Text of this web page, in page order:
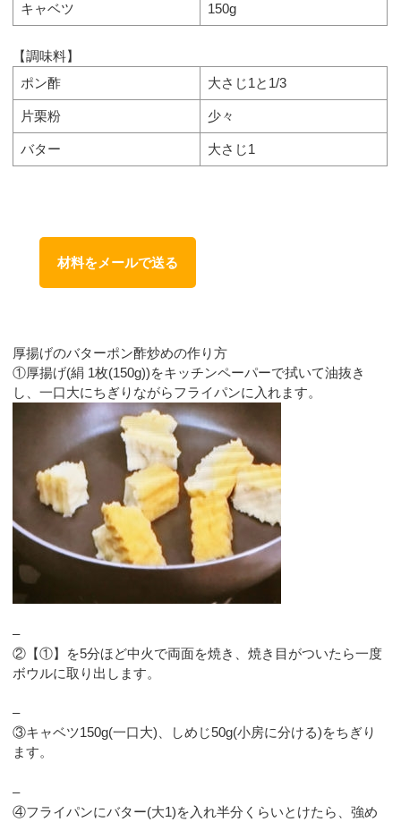
キャベツ 150g
【調味料】
ポン酢
大さじ1と1/3
片栗粉 少々
バター 大さじ1
材料をメールで送る
厚揚げのバターポン酢炒めの作り方
①厚揚げ(絹 1枚(150g))をキッチンペーパーで拭いて油抜き
し、一口大にちぎりながらフライパンに入れます。
–
②【①】を5分ほど中火で両面を焼き、焼き目がついたら一度
ボウルに取り出します。
–
③キャベツ150g(一口大)、しめじ50g(小房に分ける)をちぎり
ます。
–
④フライパンにバター(大1)を入れ半分くらいとけたら、強め